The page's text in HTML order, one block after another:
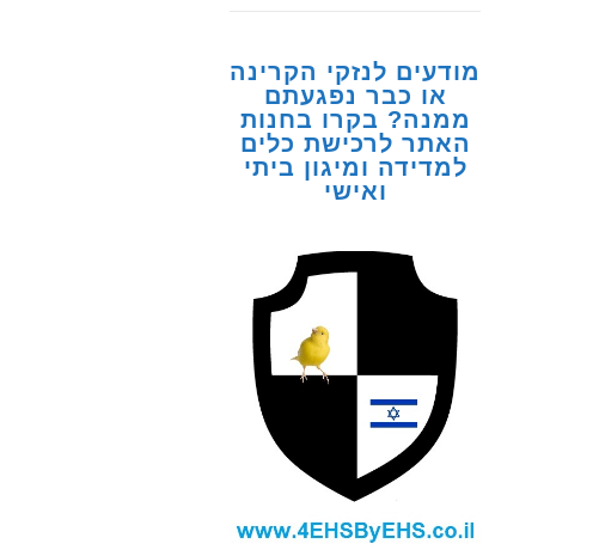
מודעים לנזקי הקרינה
או כבר נפגעתם
ממנה? בקרו בחנות
האתר לרכישת כלים
למדידה ומיגון ביתי
ואישי